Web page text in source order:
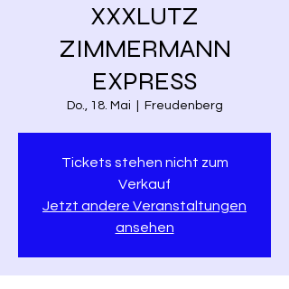
XXXLUTZ
ZIMMERMANN
EXPRESS
Do., 18. Mai Freudenberg
Tickets stehen nicht zum
Verkauf
Jetzt andere Veranstaltungen
ansehen